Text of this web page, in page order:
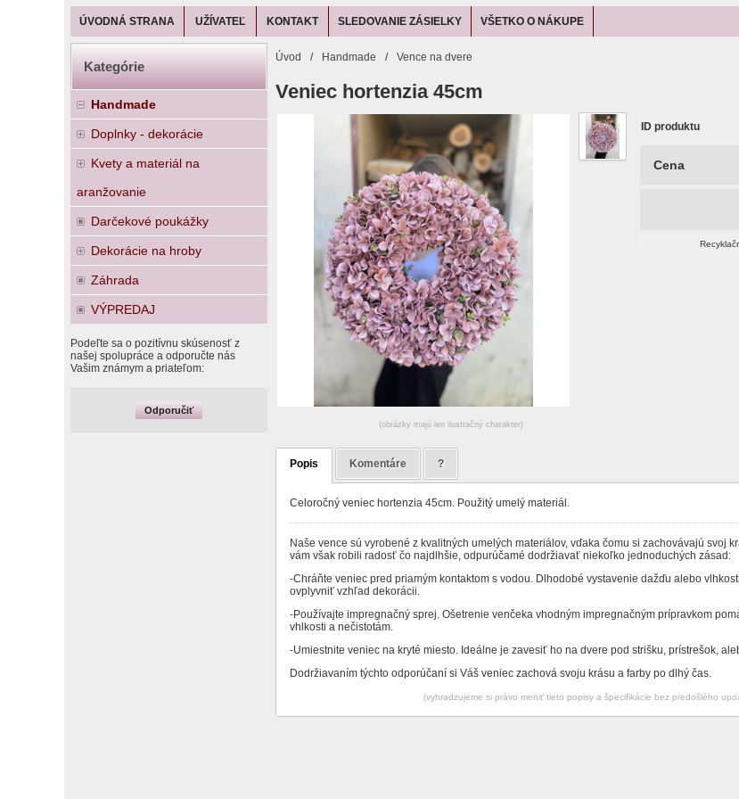
ÚVODNÁ STRANA UŽÍVATEĽ KONTAKT SLEDOVANIE ZÁSIELKY VŠETKO O NÁKUPE
Kategórie
Handmade
Doplnky - dekorácie
Kvety a materiál na
aranžovanie
Darčekové poukážky
Dekorácie na hroby
Záhrada
VÝPREDAJ
Podeľte sa o pozitívnu skúsenosť z
našej spolupráce a odporučte nás
Vašim známym a priateľom:
Odporučiť
Úvod / Handmade / Vence na dvere
Veniec hortenzia 45cm
(obrázky majú len ilustračný charakter)
ID produktu
Cena
Popis Komentáre ?
Celoročný veniec hortenzia 45cm. Použitý umelý materiál.
Naše vence sú vyrobené z kvalitných umelých materiálov, vďaka čomu si zachovávajú svoj
vám však robili radosť čo najdlhšie, odpurúčamé dodržiavať niekoľko jednoduchých zásad:
-Chráňte veniec pred priamým kontaktom s vodou. Dlhodobé vystavenie dažďu alebo
ovplyvniť vzhľad dekorácii.
-Používajte impregnačný sprej. Ošetrenie venčeka vhodným impregnačným prípravkom
vhlkosti a nečistotám.
-Umiestnite veniec na kryté miesto. Ideálne je zavesiť ho na dvere pod strišku, prístrešok,
Dodržiavaním týchto odporúčaní si Váš veniec zachová svoju krásu a farby po dlhý čas.
(vyhradzujeme si právo meniť tieto popisy a špecifikácie bez predošlého